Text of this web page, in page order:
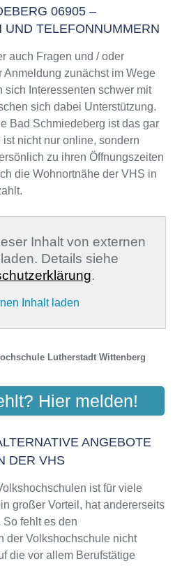
06905 –
UND TELEFONNUMMERN
auch Fragen und / oder
Anmeldung zunächst im Wege
sich Interessenten schwer mit
sich dabei Unterstützung.
Bad Schmiedeberg ist das gar
nicht nur online, sondern
zu ihren Öffnungszeiten
die Wohnortnähe der VHS in
Inhalt von externen
Details siehe
.
Inhalt laden
Lutherstadt Wittenberg
Aktualisiert: August 2021
Hier melden!
ANGEBOTE
DER VHS
ist für viele
großer Vorteil, hat andererseits
fehlt es den
der Volkshochschule nicht
die vor allem Berufstätige